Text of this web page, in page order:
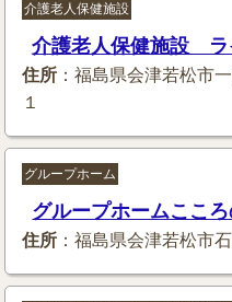
介護老人保健施設
介護老人保健施設 ラ
住所 ：福島県会津若松市
１
グループホーム
グループホームこころ
住所 ：福島県会津若松市